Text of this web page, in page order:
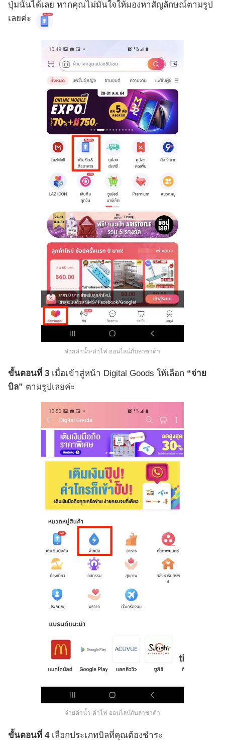
ปุ่มนั้นได้เลย หากคุณไม่มั่นใจให้มองหาสัญลักษณ์ตามรูป
เลยค่ะ
จ่ายค่าน้ำ-ค่าไฟ ออนไลน์กับลาซาด้า
ขั้นตอนที่ 3 เมื่อเข้าสู่หน้า Digital Goods ให้เลือก “จ่าย
บิล” ตามรูปเลยค่ะ
จ่ายค่าน้ำ-ค่าไฟ ออนไลน์กับลาซาด้า
ขั้นตอนที่ 4เลือกประเภทบิลที่คุณต้องชำระ